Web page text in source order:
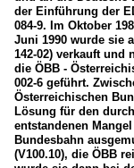
der Einführung der
084-9. Im Oktober
Juni 1990 wurde sie
142-02) verkauft und
die ÖBB -
002-6 geführt.
Österreichischen
Lösung für den
entstandenen
Bundesbahn
(V100.10), die ÖBB